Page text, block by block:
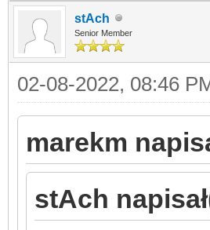
stAch
Senior Member
02-08-2022, 08:46
marekm
stAch